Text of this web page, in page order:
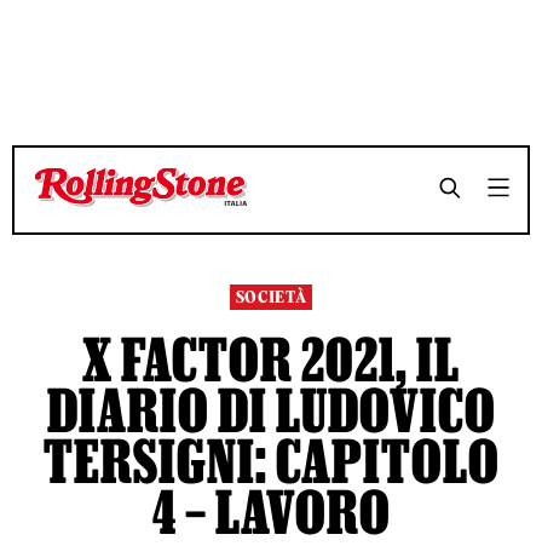
TEMPO DI LETTURA 5 MINUTI SHARE
TEMPO DI LETTURA 5 MINUTI SHARE
SOCIETÀ
X FACTOR 2021, IL
DIARIO DI LUDOVICO
TERSIGNI: CAPITOLO
4 – LAVORO